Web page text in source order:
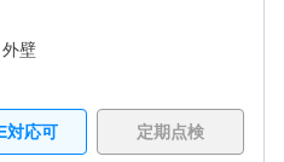
外壁
対応可 定期点検